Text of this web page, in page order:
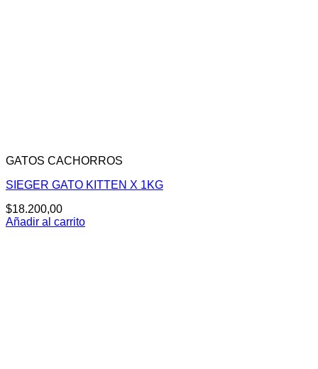
GATOS CACHORROS
SIEGER GATO KITTEN X 1KG
$18.200,00
Añadir al carrito